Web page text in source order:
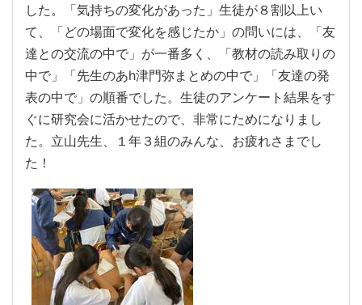
した。「気持ちの変化があった」生徒が８割以上い
て、「どの場面で変化を感じたか」の問いには、「友
達との交流の中で」が一番多く、「教材の読み取りの
中で」「先生のあh津門弥まとめの中で」「友達の発
表の中で」の順番でした。生徒のアンケート結果をす
ぐに研究会に活かせたので、非常にためになりまし
た。立山先生、１年３組のみんな、お疲れさまでし
た！